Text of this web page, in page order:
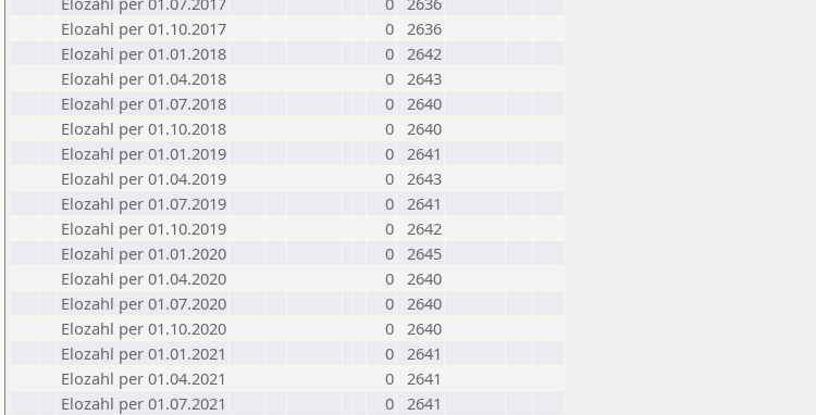
Elozahl per 01.10.2017
0 2636
Elozahl per 01.01.2018
0 2642
Elozahl per 01.04.2018
0 2643
Elozahl per 01.07.2018
0 2640
Elozahl per 01.10.2018
0 2640
Elozahl per 01.01.2019
0 2641
Elozahl per 01.04.2019
0 2643
Elozahl per 01.07.2019
0 2641
Elozahl per 01.10.2019
0 2642
Elozahl per 01.01.2020
0 2645
Elozahl per 01.04.2020
0 2640
Elozahl per 01.07.2020
0 2640
Elozahl per 01.10.2020
0 2640
Elozahl per 01.01.2021
0 2641
Elozahl per 01.04.2021
0 2641
Elozahl per 01.07.2021
0 2641